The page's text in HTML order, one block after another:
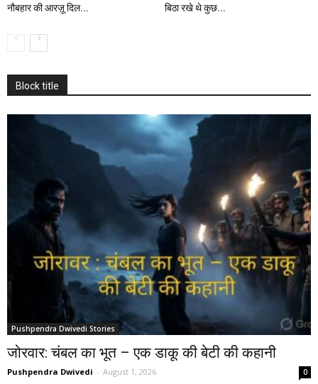
नौबहार की आरज़ू दिल...
बिठा रखे थे कुछ...
Block title
Pushpendra Dwivedi Stories
जोरवार: चंबल का भूत – एक डाकू की बेटी की कहानी
Pushpendra Dwivedi - August 1, 2026 0